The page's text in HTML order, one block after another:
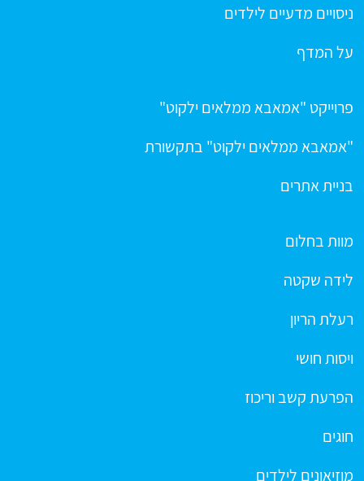
ניסויים מדעיים לילדים
על המדף
פרוייקט "אמאבא ממלאים ילקוט"
"אמאבא ממלאים ילקוט" בתקשורת
בניית אתרים
מוות בחלום
לידה שקטה
רעלת הריון
ויסות חושי
הפרעת קשב וריכוז
חוגים
מוזיאונים לילדים